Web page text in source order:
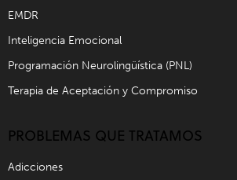
EMDR
Inteligencia Emocional
Programación Neurolingüística (PNL)
Terapia de Aceptación y Compromiso
PROBLEMAS QUE TRATAMOS
Adicciones